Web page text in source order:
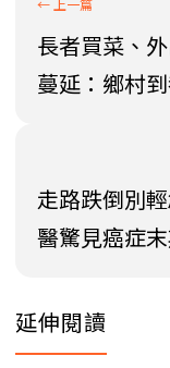
長者買菜、
蔓延：鄉村
走路跌倒別
醫驚見癌症
延伸閱讀